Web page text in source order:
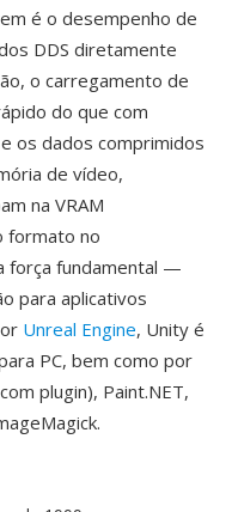
é o desempenho de
DDS diretamente
o carregamento de
do que com
os dados comprimidos
de vídeo,
na VRAM
formato no
força fundamental —
para aplicativos
Unreal Engine, Unity é
PC, bem como por
plugin), Paint.NET,